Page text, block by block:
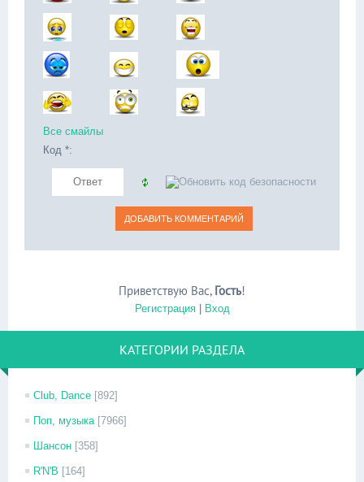
Все смайлы
Код *:
Приветствую Вас, Гость!
Регистрация| Вход
КАТЕГОРИИ РАЗДЕЛА
Club, Dance [892]
Поп, музыка [7966]
Шансон [358]
R'N'B [164]